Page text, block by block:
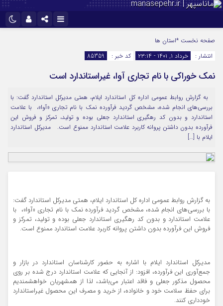
اینستاگرام
سروش
ایتا
آپارات
نام کاربری یا نشانی ایمیل
رمز عبور
مرا به خاطر بسپار
صفحه نخست *استان ها
انتشار :
خرداد ۱, ۱۴۰۱ - ۲۳:۱۴ کد خبر : 85359
نمک خوراکی با نام تجاری آوا، غیراستاندارد است
به گزارش روابط عمومی اداره کل استاندارد ایلام، همتی مدیرکل استاندارد گفت: با
بررسی‌های انجام شده، مشخص گردید فرآورده نمک با نام تجاری «آوا»، با علامت
استاندارد و بدون کد رهگیری استاندارد جعلی بوده و تولید، تمرکز و فروش این
فرآورده بدون داشتن پروانه کاربرد علامت استاندارد ممنوع است. مدیرکل استاندارد
ایلام با […]
به گزارش روابط عمومی اداره کل استاندارد ایلام، همتی مدیرکل استاندارد گفت:
با بررسی‌های انجام شده، مشخص گردید فرآورده نمک با نام تجاری «آوا»، با
علامت استاندارد و بدون کد رهگیری استاندارد جعلی بوده و تولید، تمرکز و
فروش این فرآورده بدون داشتن پروانه کاربرد علامت استاندارد ممنوع است.
مدیرکل استاندارد ایلام با اشاره به حضور کارشناسان استاندارد در بازار و
جمع‌آوری این فرآورده، افزود: از آنجایی که علامت استاندارد درج شده بر روی
محصول مذکور جعلی و فاقد اعتبار می‌باشد، لذا از همشهریان خواهشمندیم
برای حفظ سلامت خود و خانواده، از خرید و مصرف این محصول غیراستاندارد
خودداری کنند.